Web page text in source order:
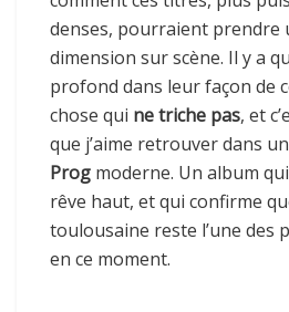
denses, pourraient prendre
dimension sur scène. Il y a
profond dans leur façon de
chose qui ne triche pas, et
que j’aime retrouver dans
Prog moderne. Un album
rêve haut, et qui confirme
toulousaine reste l’une des
en ce moment.